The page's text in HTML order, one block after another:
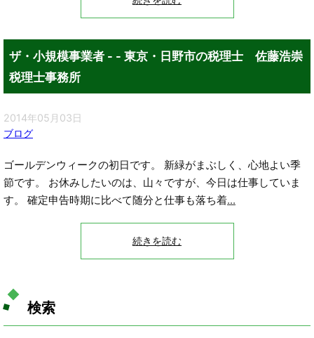
ザ・小規模事業者 - - 東京・日野市の税理士 佐藤浩崇
税理士事務所
2014年05月03日
ブログ
ゴールデンウィークの初日です。 新緑がまぶしく、心地よい季
節です。 お休みしたいのは、山々ですが、今日は仕事していま
す。 確定申告時期に比べて随分と仕事も落ち着...
続きを読む
検索